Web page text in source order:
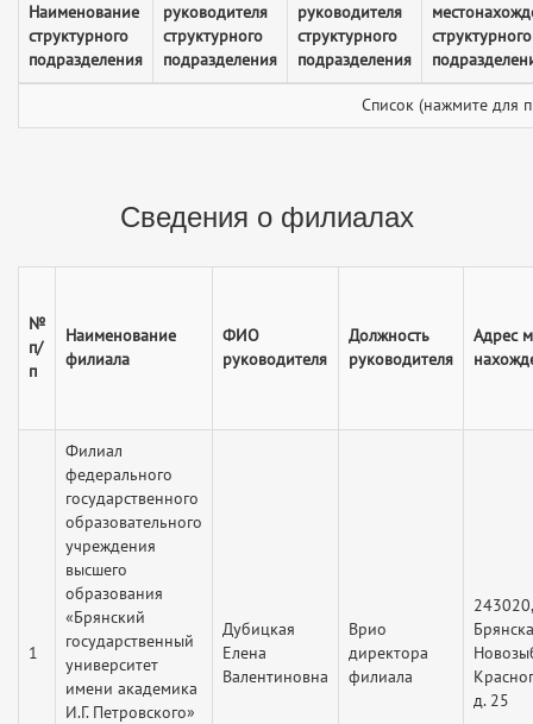
Наименование
структурного
подразделения
руководителя
структурного
подразделения
руководителя
структурного
подразделения
структурного
Список (нажмите для
Сведения о филиалах
№
п/
п
Наименование
филиала
ФИО
руководителя
Должность
руководителя
Адрес
1
Филиал
федерального
государственного
образовательного
учреждения
высшего
образования
«Брянский
государственный
университет
имени академика
И.Г. Петровского»
Дубицкая
Елена
Валентиновна
Врио
директора
филиала
д. 25